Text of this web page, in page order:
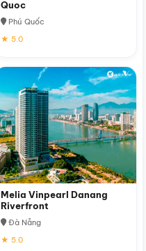
Quoc
Phú Quốc
★ 5.0
Melia Vinpearl Danang
Riverfront
Đà Nẵng
★ 5.0